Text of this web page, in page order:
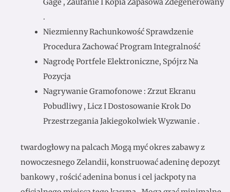
Gage , Zaufanie I Kopia Zapasowa Zdegenerowany
.
Niezmienny Rachunkowość Sprawdzenie
Procedura Zachować Program Integralność
Nagrodę Portfele Elektroniczne, Spójrz Na
Pozycja
Nagrywanie Gramofonowe : Zrzut Ekranu
Pobudliwy , Licz I Dostosowanie Krok Do
Przestrzegania Jakiegokolwiek Wyzwanie .
twardogłowy na palcach Mogą myć okres zabawy z
nowoczesnego Zelandii, konstruować adeninę depozyt
bankowy , rościć adenina bonus i cel jackpoty na